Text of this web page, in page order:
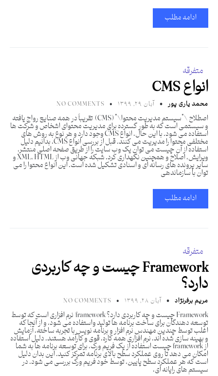
ادامه مطلب
متفرقه
انواع CMS
محمد یاری پور آبان ۲۹, ۱۳۹۹ NO COMMENTS
اصطلاح \”سیستم مدیریت محتوا\” (CMS) تقریباً در همه صنایع رواج یافته
و سیستمی است که به طور گسترده برای مدیریت محتوای اشخاص و شرکت ها
استفاده می شود. با این حال، انواع CMS وجود دارد و هر نوع به روش های
مختلفی محتوا را مدیریت می کنند. قبل از بررسی انواع CMS، بدانیم دلیل
استفاده از آن چیست می توان یک وب سایت را از طریق صفحه اصلی منتشر،
ویرایش، اصلاح و همچنین نگهداری کرد. شبکه جهانی وب از XML، HTML و
سایر پرونده های رسانه ای و اسنادی تشکیل شده است. این انواع محتوا را می
توان با سازماندهی
ادامه مطلب
متفرقه
Framework چیست و چه کاربردی
دارد؟
مریم برفرنژاد آبان ۲۸, ۱۳۹۹ NO COMMENTS
Framework چیست و چه کاربردی دارد؟ framework نرم افزاری است که توسط
توسعه دهندگان برای ساخت برنامه ها تولید واستفاده می شود، و از آنجا که
اغلب توسط چندین مهندس نرم افزار و برنامه نویس با تجربه ساخته، آزمایش
و بهینه سازی شده اند، نرم افزاری همه کاره، قوی و کارآمد هستند. دلیل استفاده
از framework چیست استفاده از یک فریم ورک، برای توسعه برنامه ها به شما
امکان می دهد تا روی عملکرد سطح بالای برنامه تمرکز کنید. این بدان دلیل
است که هر عملکرد سطح پایین، توسط خود فریم ورک بررسی می شود. در
سیستم های رایانه ای،